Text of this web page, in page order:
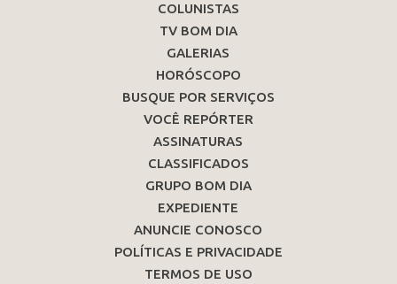
COLUNISTAS
TV BOM DIA
GALERIAS
HORÓSCOPO
BUSQUE POR SERVIÇOS
VOCÊ REPÓRTER
ASSINATURAS
CLASSIFICADOS
GRUPO BOM DIA
EXPEDIENTE
ANUNCIE CONOSCO
POLÍTICAS E PRIVACIDADE
TERMOS DE USO